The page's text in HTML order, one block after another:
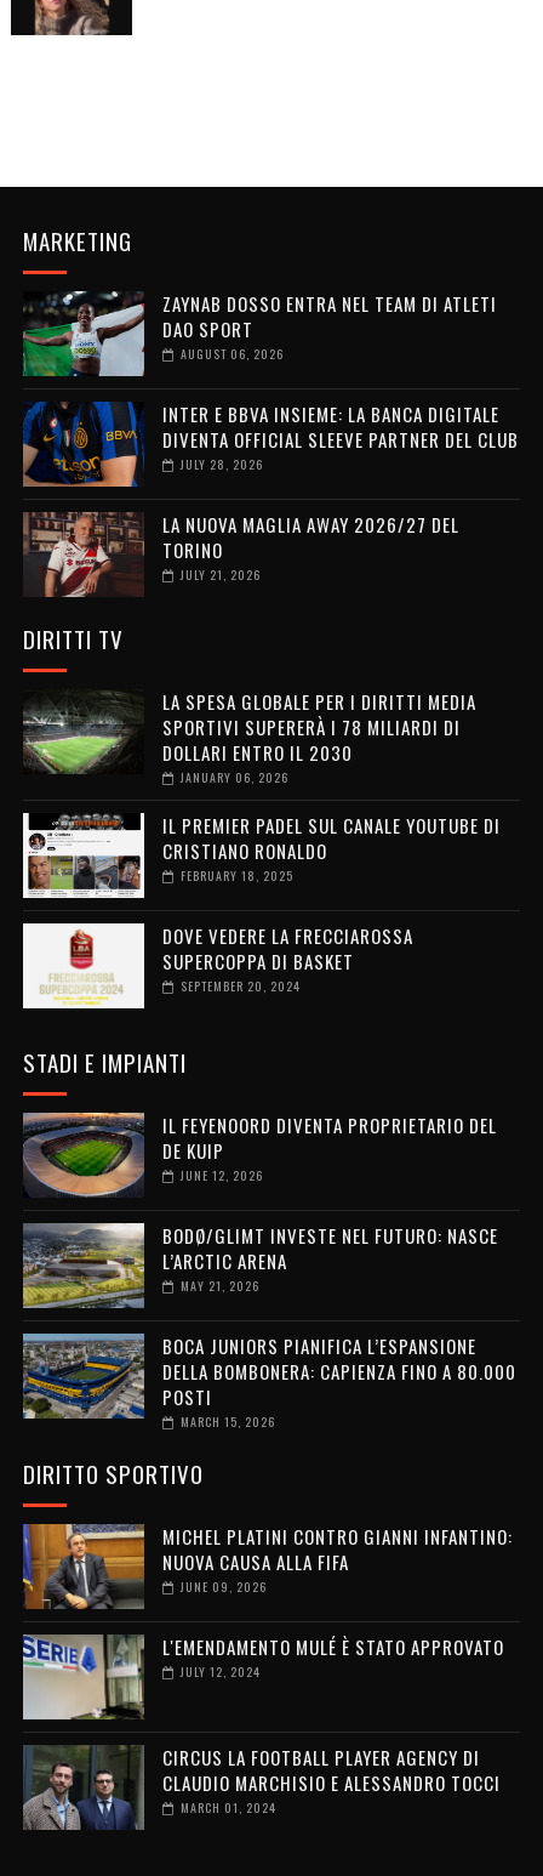
MARKETING
ZAYNAB DOSSO ENTRA NEL TEAM DI ATLETI
DAO SPORT
AUGUST 06, 2026
INTER E BBVA INSIEME: LA BANCA DIGITALE
DIVENTA OFFICIAL SLEEVE PARTNER DEL CLUB
JULY 28, 2026
LA NUOVA MAGLIA AWAY 2026/27 DEL
TORINO
JULY 21, 2026
DIRITTI TV
LA SPESA GLOBALE PER I DIRITTI MEDIA
SPORTIVI SUPERERÀ I 78 MILIARDI DI
DOLLARI ENTRO IL 2030
JANUARY 06, 2026
IL PREMIER PADEL SUL CANALE YOUTUBE DI
CRISTIANO RONALDO
FEBRUARY 18, 2025
DOVE VEDERE LA FRECCIAROSSA
SUPERCOPPA DI BASKET
SEPTEMBER 20, 2024
STADI E IMPIANTI
IL FEYENOORD DIVENTA PROPRIETARIO DEL
DE KUIP
JUNE 12, 2026
BODØ/GLIMT INVESTE NEL FUTURO: NASCE
L’ARCTIC ARENA
MAY 21, 2026
BOCA JUNIORS PIANIFICA L’ESPANSIONE
DELLA BOMBONERA: CAPIENZA FINO A 80.000
POSTI
MARCH 15, 2026
DIRITTO SPORTIVO
MICHEL PLATINI CONTRO GIANNI INFANTINO:
NUOVA CAUSA ALLA FIFA
JUNE 09, 2026
L'EMENDAMENTO MULÉ È STATO APPROVATO
JULY 12, 2024
CIRCUS LA FOOTBALL PLAYER AGENCY DI
CLAUDIO MARCHISIO E ALESSANDRO TOCCI
MARCH 01, 2024